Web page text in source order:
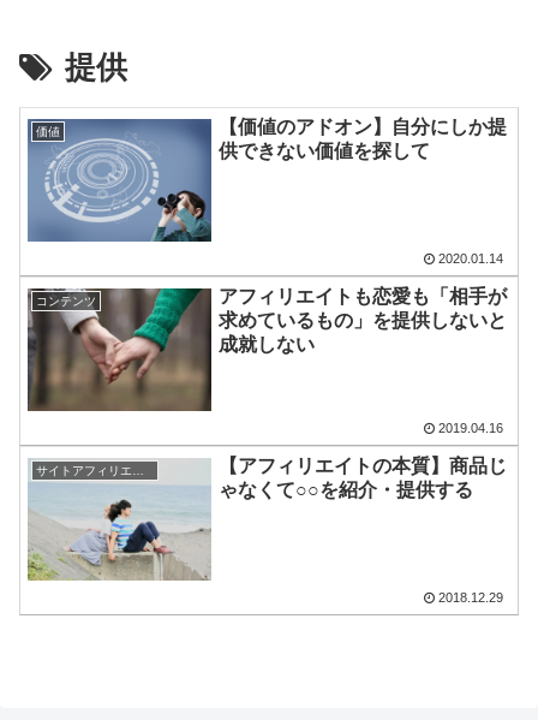
提供
価値
【価値のアドオン】自分にしか提
供できない価値を探して
2020.01.14
コンテンツ
アフィリエイトも恋愛も「相手が
求めているもの」を提供しないと
成就しない
2019.04.16
サイトアフィリエイト
【アフィリエイトの本質】商品じ
ゃなくて○○を紹介・提供する
2018.12.29